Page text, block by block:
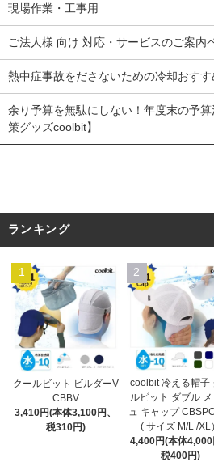
現場作業・工事用
ご法人様 向け 対応・サービスのご案内
熱中症事故をださないための冷却おすす
余り予算を無駄にしない！年度末の予
策グッズcoolbit】
ランキング
1
クールビット ビルダーV
CBBV
3,410円(本体3,100円、
税310円)
2
coolbit 冷える帽子
ルビット ダブル メ
ュ キャップ
( サイズ M/L /XL
4,400円(本体4,000
税400円)